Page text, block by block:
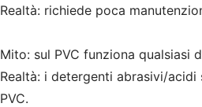
Realtà: richiede poca
Mito: sul PVC funziona qualsiasi
Realtà: i detergenti abrasivi/acidi
PVC.